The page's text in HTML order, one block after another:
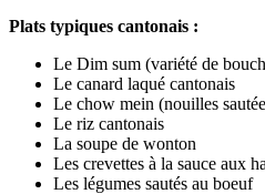
Plats typiques cantonais :
Le Dim sum (variété de
Le canard laqué cantonais
Le chow mein (nouilles
Le riz cantonais
La soupe de wonton
Les crevettes à la sauce aux
Les légumes sautés au boeuf